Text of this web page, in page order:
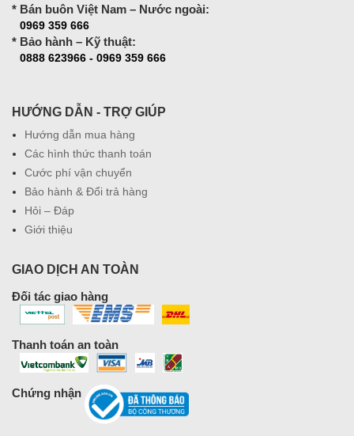
* Bán buôn Việt Nam – Nước ngoài:
0969 359 666
* Bảo hành – Kỹ thuật:
0888 623966 - 0969 359 666
HƯỚNG DẪN - TRỢ GIÚP
Hướng dẫn mua hàng
Các hình thức thanh toán
Cước phí vận chuyển
Bảo hành & Đổi trả hàng
Hỏi – Đáp
Giới thiệu
GIAO DỊCH AN TOÀN
Đối tác giao hàng
Thanh toán an toàn
Chứng nhận